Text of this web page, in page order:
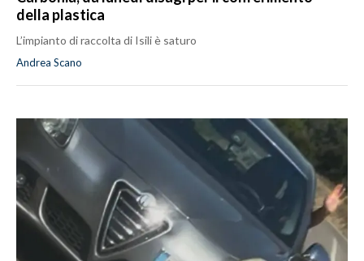
della plastica
L’impianto di raccolta di Isili è saturo
Andrea Scano